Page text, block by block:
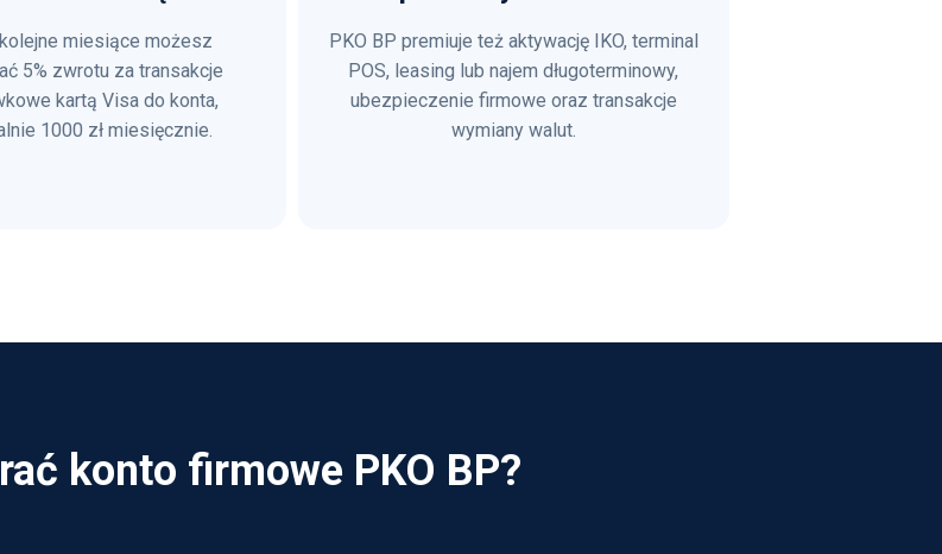
miesiące możesz
5% zwrotu za transakcje
kartą Visa do konta,
1000 zł miesięcznie.
PKO BP premiuje też aktywację IKO, terminal
POS, leasing lub najem długoterminowy,
ubezpieczenie firmowe oraz transakcje
wymiany walut.
konto firmowe PKO BP?